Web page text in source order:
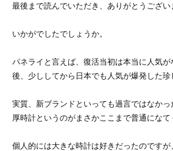
最後まで読んでいただき、ありがとうござい
いかがでしたでしょうか。
パネライと言えば、復活当初は本当に人気
後、少ししてから日本でも人気が爆発した珍
実質、新ブランドといっても過言ではなか
厚時計というのがまさかここまで普通になて
個人的には大きな時計は好きだったのですが